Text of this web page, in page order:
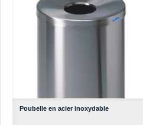
Poubelle en acier inoxydable